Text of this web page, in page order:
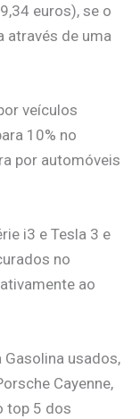
euros), se o
através de uma
veículos
10% no
por automóveis
i3 e Tesla 3 e
no
ao
usados,
Cayenne,
top 5 dos